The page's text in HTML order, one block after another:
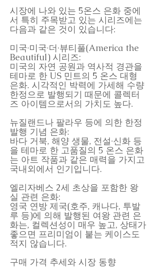
시장에 나와 있는 5온스 은화 중에
서 특히 주목받고 있는 시리즈에는
다음과 같은 것이 있습니다:
미국·미국·더·뷰티풀(America the
Beautiful) 시리즈:
미국의 자연 공원과 역사적 경관을
테마로 한 US 민트의 5 온스 대형
은화. 시각적인 박력에 가세해 수량
한정으로 발행되기 때문에 콜렉터
즈 아이템으로서의 가치도 높다.
뉴질랜드나 팔라우 등에 의한 한정
발행 기념 은화:
바다 거북, 해양 생물, 전설·신화 등
을 테마로 한 고품질의 5 온스 은화
는 아트 작품과 같은 매력을 가지고
국내외에서 인기입니다.
엘리자베스 2세 초상을 포함한 왕
실 관련 은화:
영국 연방 제국(호주, 캐나다, 투발
루 등)에 의해 발행된 여왕 관련 은
화는, 컬렉션성이 매우 높고, 상태가
좋으면 프리미엄이 붙는 케이스도
적지 않습니다.
구매 가격 추세와 시장 동향